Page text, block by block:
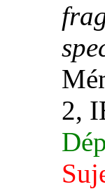
2,